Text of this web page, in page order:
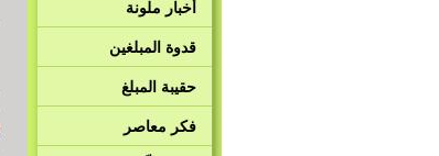
أخبار ملونة
قدوة المبلغين
حقيبة المبلغ
فكر معاصر